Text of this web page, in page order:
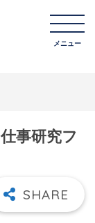
事研究フ